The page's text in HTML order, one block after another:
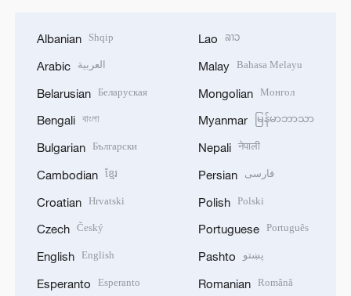
Albanian Shqip
Arabic العربية
Belarusian Беларуская
Bengali বাংলা
Bulgarian Български
Cambodian ខ្មែរ
Croatian Hrvatski
Czech Český
English English
Esperanto Esperanto
Lao ລາວ
Malay Bahasa Melayu
Mongolian Монгол
Myanmar မြန်မာဘာသာ
Nepali नेपाली
Persian فارسی
Polish Polski
Portuguese Português
Pashto پښتو
Romanian Română